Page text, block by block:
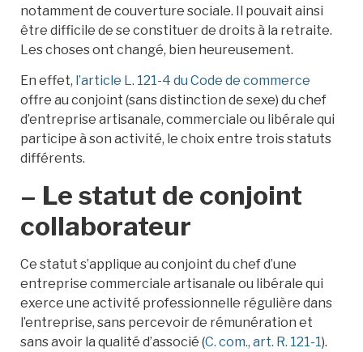
notamment de couverture sociale. Il pouvait ainsi
être difficile de se constituer de droits à la retraite.
Les choses ont changé, bien heureusement.
En effet, l’article L. 121-4 du Code de commerce
offre au conjoint (sans distinction de sexe) du chef
d’entreprise artisanale, commerciale ou libérale qui
participe à son activité, le choix entre trois statuts
différents.
– Le statut de conjoint
collaborateur
Ce statut s’applique au conjoint du chef d’une
entreprise commerciale artisanale ou libérale qui
exerce une activité professionnelle régulière dans
l’entreprise, sans percevoir de rémunération et
sans avoir la qualité d’associé (C. com., art. R. 121-1).